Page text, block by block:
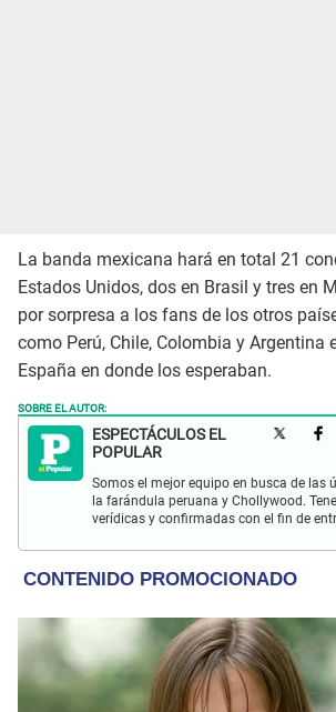
La banda mexicana hará en total 21
Estados Unidos, dos en Brasil y tres en
por sorpresa a los fans de los otros
como Perú, Chile, Colombia y Argentina
España en donde los esperaban.
SOBRE EL AUTOR:
ESPECTÁCULOS EL
POPULAR
Somos el mejor equipo en busca de las
la farándula peruana y Chollywood.
verídicas y confirmadas con el fin de